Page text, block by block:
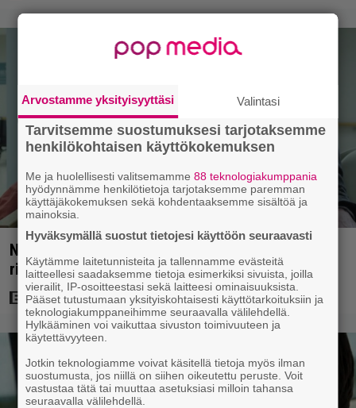
Nyt Netflixissä: Yksi viime vuosien parhaista
rikossarjoista – IMDB-arvio 8,8
Arvostamme yksityisyyttäsi Valintasi
Tarvitsemme suostumuksesi tarjotaksemme
henkilökohtaisen käyttökokemuksen
Me ja huolellisesti valitsemamme88 teknologiakumppania
hyödynnämme henkilötietoja tarjotaksemme paremman
käyttäjäkokemuksen sekä kohdentaaksemme sisältöä ja
mainoksia.
Hyväksymällä suostut tietojesi käyttöön seuraavasti
Käytämme laitetunnisteita ja tallennamme evästeitä
laitteellesi saadaksemme tietoja esimerkiksi sivuista, joilla
vierailit, IP-osoitteestasi sekä laitteesi ominaisuuksista.
Pääset tutustumaan yksityiskohtaisesti käyttötarkoituksiin ja
teknologiakumppaneihimme seuraavalla välilehdellä.
Hylkääminen voi vaikuttaa sivuston toimivuuteen ja
käytettävyyteen.
Jotkin teknologiamme voivat käsitellä tietoja myös ilman
suostumusta, jos niillä on siihen oikeutettu peruste. Voit
vastustaa tätä tai muuttaa asetuksiasi milloin tahansa
seuraavalla välilehdellä.